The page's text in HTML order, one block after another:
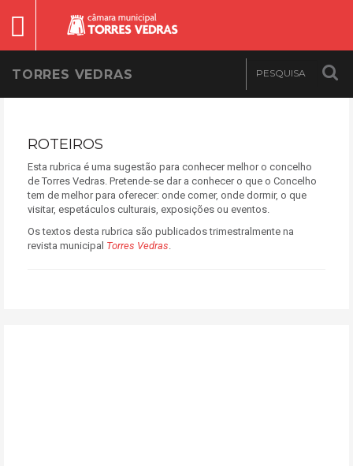
TORRES VEDRAS
ROTEIROS
Esta rubrica é uma sugestão para conhecer melhor o concelho
de Torres Vedras. Pretende-se dar a conhecer o que o Concelho
tem de melhor para oferecer: onde comer, onde dormir, o que
visitar, espetáculos culturais, exposições ou eventos.
Os textos desta rubrica são publicados trimestralmente na
revista municipal Torres Vedras.